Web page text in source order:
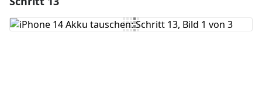
Kommentar hinzufügen